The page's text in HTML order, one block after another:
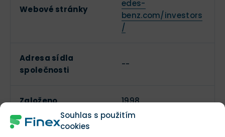
Souhlas s použitím
cookies
Webové stránky
edes-
benz.com/investors
/
Adresa sídla
společnosti
--
Založeno 1998
Datum IPO